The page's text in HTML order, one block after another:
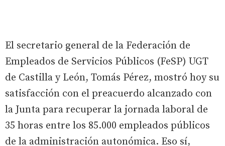
El secretario general de la Federación de
Empleados de Servicios Públicos (FeSP) UGT
de Castilla y León, Tomás Pérez, mostró hoy su
satisfacción con el preacuerdo alcanzado con
la Junta para recuperar la jornada laboral de
35 horas entre los 85.000 empleados públicos
de la administración autonómica. Eso sí,